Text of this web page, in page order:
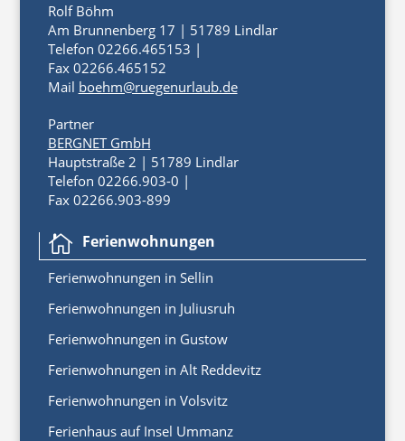
Rolf Böhm
Am Brunnenberg 17 | 51789 Lindlar
Telefon 02266.465153 |
Fax 02266.465152
Mail boehm@ruegenurlaub.de
Partner
BERGNET GmbH
Hauptstraße 2 | 51789 Lindlar
Telefon 02266.903-0 |
Fax 02266.903-899
 Ferienwohnungen
Ferienwohnungen in Sellin
Ferienwohnungen in Juliusruh
Ferienwohnungen in Gustow
Ferienwohnungen in Alt Reddevitz
Ferienwohnungen in Volsvitz
Ferienhaus auf Insel Ummanz